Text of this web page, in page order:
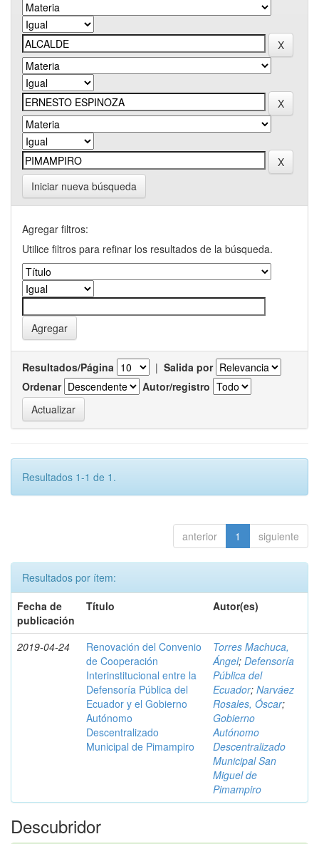
Iniciar nueva búsqueda
Agregar filtros:
Utilice filtros para refinar los resultados de la búsqueda.
Resultados/Página | Salida por
Ordenar
Autor/registro
Resultados 1-1 de 1.
anterior 1 siguiente
Resultados por ítem:
Fecha de
publicación
Título Autor(es)
2019-04-24
Renovación del Convenio
de Cooperación
Interinstitucional entre la
Defensoría Pública del
Ecuador y el Gobierno
Autónomo
Descentralizado
Municipal de Pimampiro
Torres Machuca,
Ángel; Defensoría
Pública del
Ecuador; Narváez
Rosales, Óscar;
Gobierno
Autónomo
Descentralizado
Municipal San
Miguel de
Pimampiro
Descubridor